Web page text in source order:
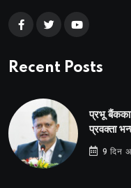
Recent Posts
प्रभू बैंकका
प्रवक्ता
9 दिन